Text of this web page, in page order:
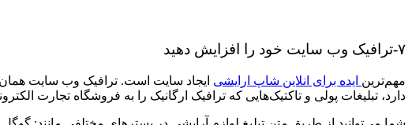
۷-ترافیک وب سایت خود را افزایش دهید
مهم‌ترین ایده برای انلاین شاپ ارایشی ایجاد سایت است. ترافیک وب سایت همان
دارد، تبلیغات پولی و تاکتیک‌هایی که ترافیک ارگانیک را به فروشگاه تجارت